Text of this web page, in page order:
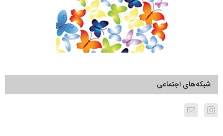
شبکه‌های اجتماعی